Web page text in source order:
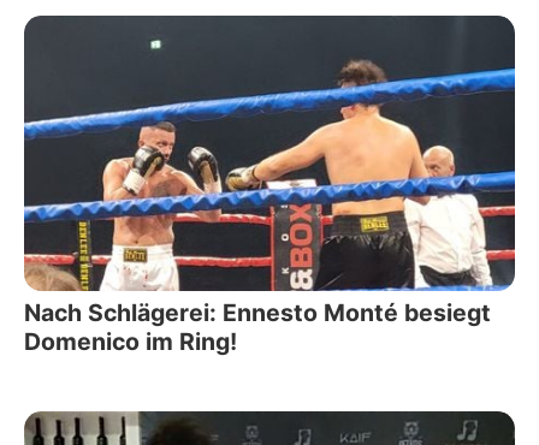
Nach Schlägerei: Ennesto Monté besiegt
Domenico im Ring!